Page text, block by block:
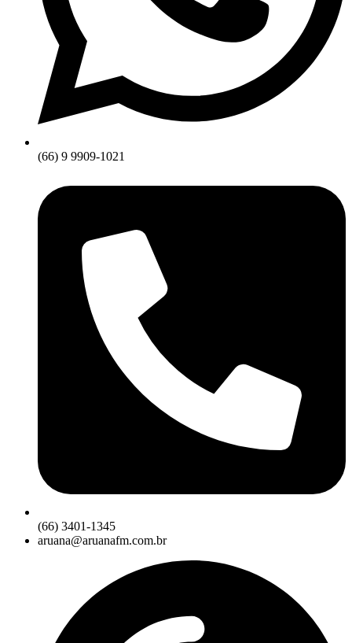
(66) 9 9909-1021
(66) 3401-1345
aruana@aruanafm.com.br